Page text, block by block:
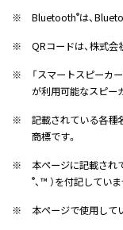
※
Bluetooth®は、
※
QRコードは、株式会
※
「スマートスピーカ
が利用可能なスピー
※
記載されている各種
商標です。
※
本ページに記載され
®、™ ）を付記していま
※
本ページで使用して